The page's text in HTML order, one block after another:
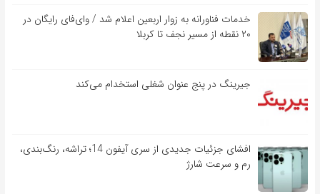
خدمات فناورانه به زوار اربعین اعلام شد / وای‌فای رایگان در
۲۰ نقطه از مسیر نجف تا کربلا
جیرینگ در پنج عنوان شغلی استخدام می‌کند
افشای جزئیات جدیدی از سری آیفون 14؛ تراشه، رنگ‌بندی،
رم و سرعت شارژ